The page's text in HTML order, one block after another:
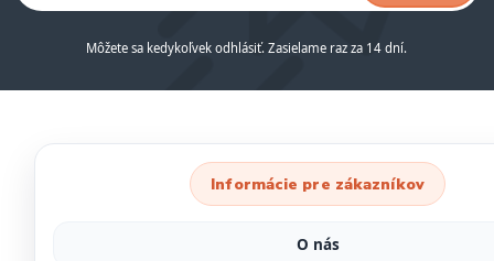
Môžete sa kedykoľvek odhlásiť. Zasielame raz za 14 dní.
Informácie pre zákazníkov
O nás